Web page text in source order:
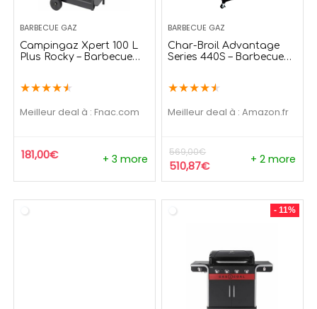
BARBECUE GAZ
Campingaz Xpert 100 L
Plus Rocky – Barbecue
★★★★★
Meilleur deal à : fnac.com
181,00€ + 3 more
BARBECUE GAZ
Char-Broil Advantage
Series 440S – Barbecue
★★★★★
Meilleur deal à : Amazon.fr
569,00€
510,87€ + 2 more
- 11%